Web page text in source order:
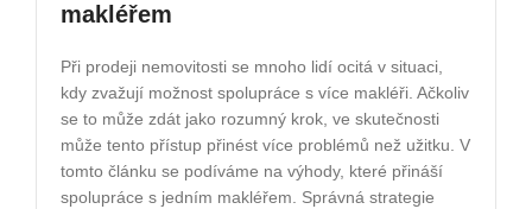
makléřem
Při prodeji nemovitosti se mnoho lidí ocitá v situaci,
kdy zvažují možnost spolupráce s více makléři. Ačkoliv
se to může zdát jako rozumný krok, ve skutečnosti
může tento přístup přinést více problémů než užitku. V
tomto článku se podíváme na výhody, které přináší
spolupráce s jedním makléřem. Správná strategie